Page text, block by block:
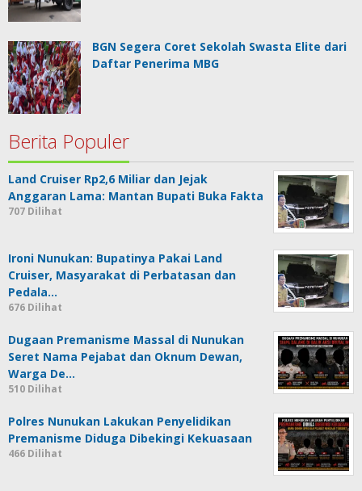
BGN Segera Coret Sekolah Swasta Elite dari
Daftar Penerima MBG
Berita Populer
Land Cruiser Rp2,6 Miliar dan Jejak
Anggaran Lama: Mantan Bupati Buka Fakta
707 Dilihat
Ironi Nunukan: Bupatinya Pakai Land
Cruiser, Masyarakat di Perbatasan dan
Pedala…
676 Dilihat
Dugaan Premanisme Massal di Nunukan
Seret Nama Pejabat dan Oknum Dewan,
Warga De…
510 Dilihat
Polres Nunukan Lakukan Penyelidikan
Premanisme Diduga Dibekingi Kekuasaan
466 Dilihat